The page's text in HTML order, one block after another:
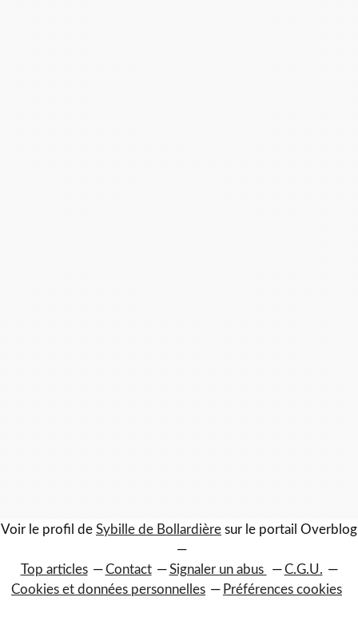
Voir le profil de Sybille de Bollardière sur le portail Overblog
Top articles Contact Signaler un abus
C.G.U.
Cookies et données personnelles
Préférences cookies